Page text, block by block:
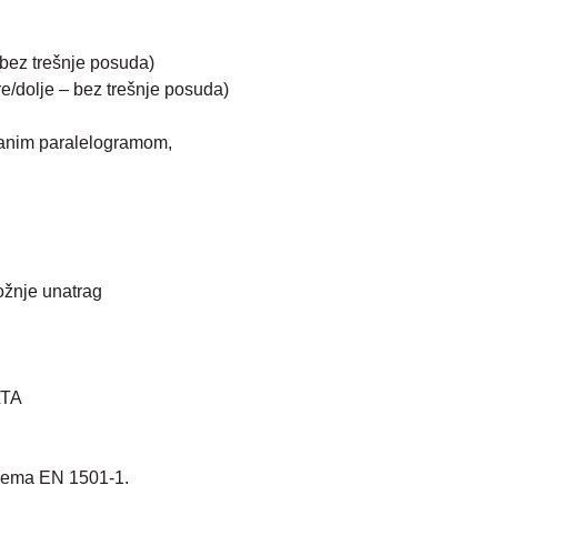
trešnje posuda)
dolje – bez trešnje posuda)
paralelogramom,
unatrag
EN 1501-1.